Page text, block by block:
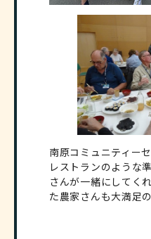
南原コミュニティー
レストランのような
さんが一緒にしてく
た農家さんも大満足の